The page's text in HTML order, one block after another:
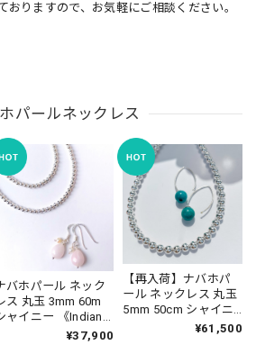
おりますので、お気軽にご相談ください。
パールネックレス
バホパール ネック
ス 丸玉 3mm 60m
イニー 《Indian
¥37,900
【再入荷】ナバホパ
ール ネックレス 丸玉
5mm 50cm シャイニ
ー《Indian Jewelry》
¥61,500